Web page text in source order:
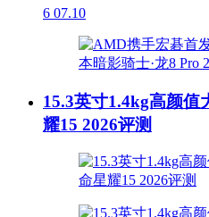
6 07.10
15.3英寸1.4kg高颜值
耀15 2026评测